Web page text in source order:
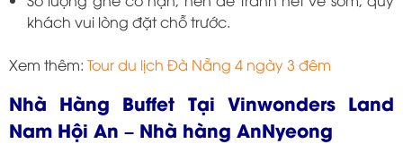
khách vui lòng đặt chỗ trước.
Xem thêm: Tour du lịch Đà Nẵng 4 ngày 3 đêm
Nhà Hàng Buffet Tại Vinwonders Land
Nam Hội An – Nhà hàng AnNyeong